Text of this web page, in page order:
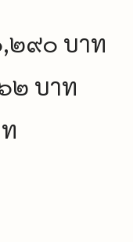
๒๙๐ บาท
๒ บาท